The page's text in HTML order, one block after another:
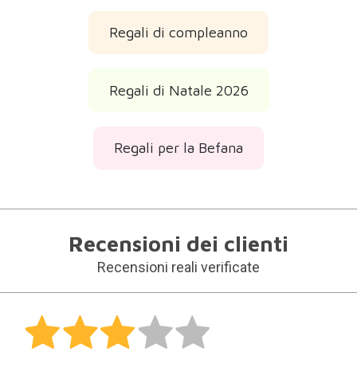
Regali di compleanno
Regali di Natale 2026
Regali per la Befana
Recensioni dei clienti
Recensioni reali verificate